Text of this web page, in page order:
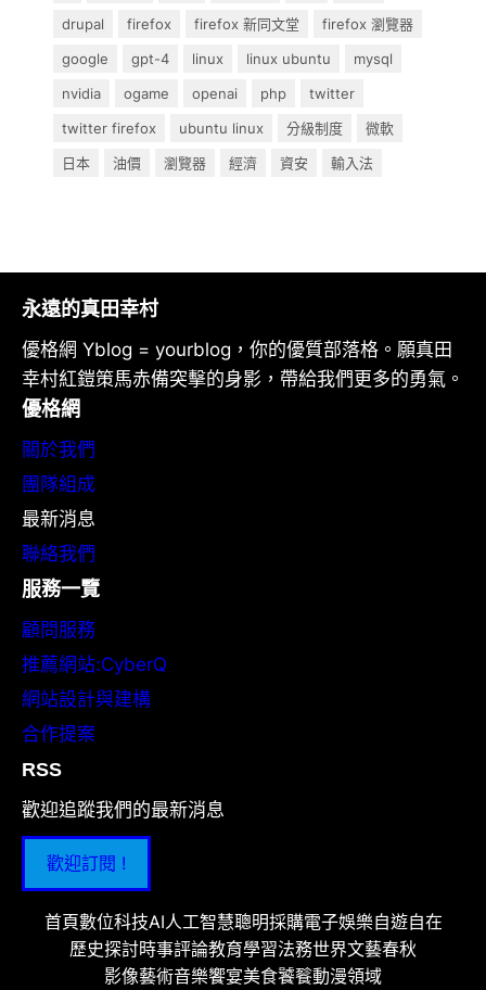
drupal
firefox firefox 新同文堂
firefox 瀏覽器
google
gpt-4 linux linux ubuntu
mysql
nvidia
ogame openai php
twitter
twitter firefox
ubuntu linux 分級制度
微軟
日本
油價 瀏覽器 經濟 資安 輸入法
永遠的真田幸村
優格網 Yblog = yourblog，你的優質部落格。願真田
幸村紅鎧策馬赤備突擊的身影，帶給我們更多的勇氣。
優格網
關於我們
團隊組成
最新消息
聯絡我們
服務一覽
顧問服務
推薦網站:CyberQ
網站設計與建構
合作提案
RSS
歡迎追蹤我們的最新消息
歡迎訂閱 !
首頁數位科技AI人工智慧聰明採購電子娛樂自遊自在
歷史探討時事評論教育學習法務世界文藝春秋
影像藝術音樂饗宴美食饕餮動漫領域